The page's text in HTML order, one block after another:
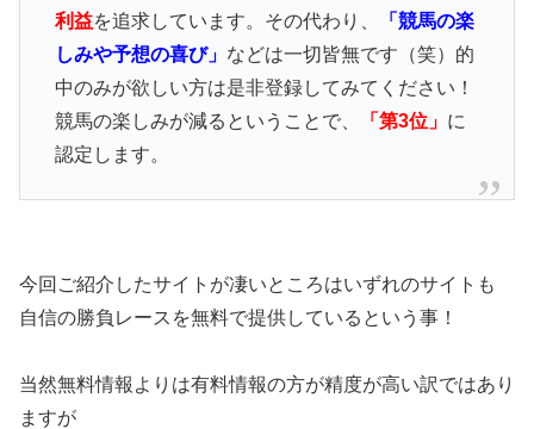
利益を追求しています。その代わり、
「競馬の楽
しみや予想の喜び」 などは一切皆無です（笑）的
中のみが欲しい方は是非登録してみてください！
競馬の楽しみが減るということで、
「第3位」 に
認定します。
今回ご紹介したサイトが凄いところはいずれのサイトも
自信の勝負レースを無料で提供しているという事！
当然無料情報よりは有料情報の方が精度が高い訳ではあり
ますが